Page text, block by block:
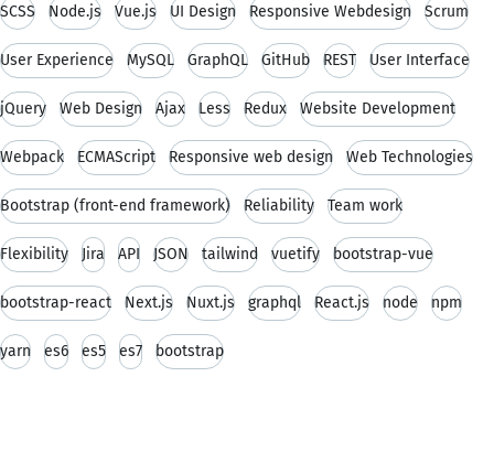
SCSS Node.js Vue.js UI Design Responsive Webdesign Scrum
User Experience MySQL GraphQL GitHub REST User Interface
jQuery Web Design Ajax Less Redux Website Development
Webpack ECMAScript Responsive web design Web Technologies
Bootstrap (front-end framework) Reliability Team work
Flexibility Jira API JSON tailwind vuetify bootstrap-vue
bootstrap-react Next.js Nuxt.js graphql React.js node npm
yarn es6 es5 es7 bootstrap